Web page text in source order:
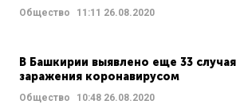
Общество 11:11 26.08.2020
В Башкирии выявлено еще 33 случая
заражения коронавирусом
Общество 10:48 26.08.2020